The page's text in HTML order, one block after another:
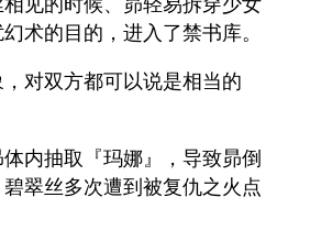
术的目的，进入了禁书库。
对双方都可以说是相当的
内抽取『玛娜』，导致昴倒
翠丝多次遭到被复仇之火点